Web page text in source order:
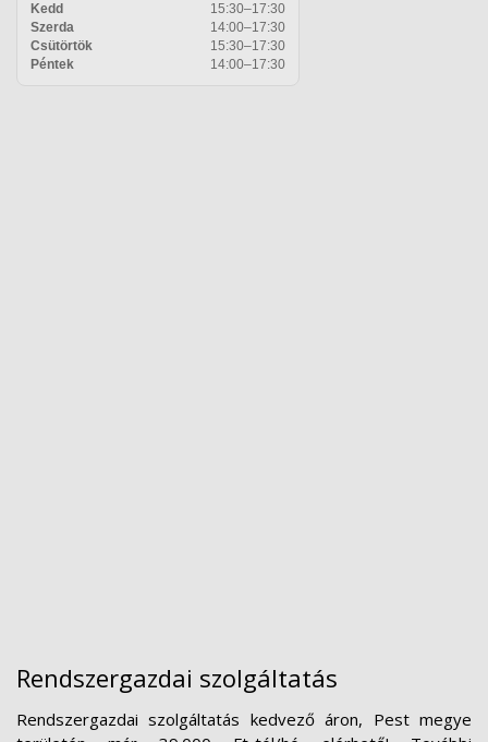
Kedd
15:30–17:30
Szerda
14:00–17:30
Csütörtök
15:30–17:30
Péntek
14:00–17:30
Rendszergazdai szolgáltatás
Rendszergazdai szolgáltatás kedvező áron, Pest megye